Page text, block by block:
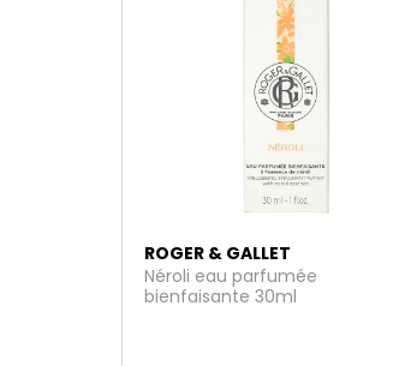
ROGER & GALLET
Eau de Cologne Twist 100ml +
douche 200ml offert